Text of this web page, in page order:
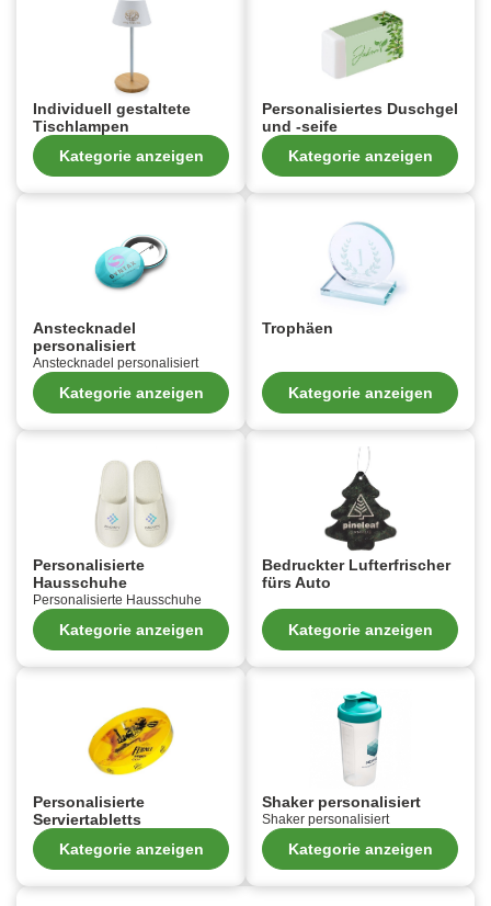
Individuell gestaltete
Tischlampen
Kategorie anzeigen
Personalisiertes Duschgel
und -seife
Kategorie anzeigen
Anstecknadel
personalisiert
Anstecknadel personalisiert
Kategorie anzeigen
Trophäen
Kategorie anzeigen
Personalisierte
Hausschuhe
Personalisierte Hausschuhe
Kategorie anzeigen
Bedruckter Lufterfrischer
fürs Auto
Kategorie anzeigen
Personalisierte
Serviertabletts
Kategorie anzeigen
Shaker personalisiert
Shaker personalisiert
Kategorie anzeigen